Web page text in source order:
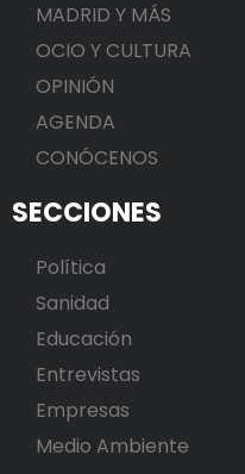
MADRID Y MÁS
OCIO Y CULTURA
OPINIÓN
AGENDA
CONÓCENOS
SECCIONES
Política
Sanidad
Educación
Entrevistas
Empresas
Medio Ambiente